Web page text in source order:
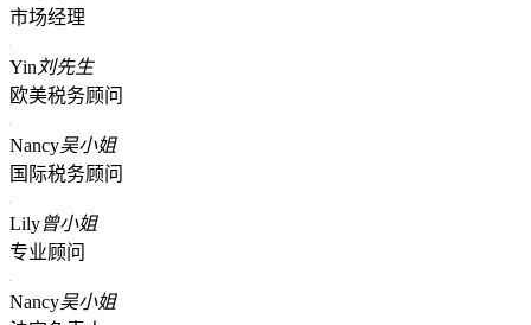
市场经理
Yin 刘先生
欧美税务顾问
Nancy吴小姐
国际税务顾问
Lily曾小姐
专业顾问
Nancy吴小姐